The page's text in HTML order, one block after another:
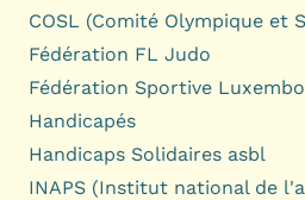
COSL (Comité Olympique et
Fédération FL Judo
Fédération Sportive
Handicapés
Handicaps Solidaires asbl
INAPS (Institut national de